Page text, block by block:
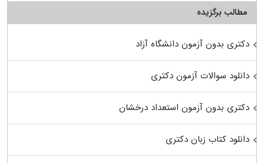
مطالب برگزیده
دکتری بدون آزمون دانشگاه آزاد
دانلود سوالات آزمون دکتری
دکتری بدون آزمون استعداد درخشان
دانلود کتاب زبان دکتری